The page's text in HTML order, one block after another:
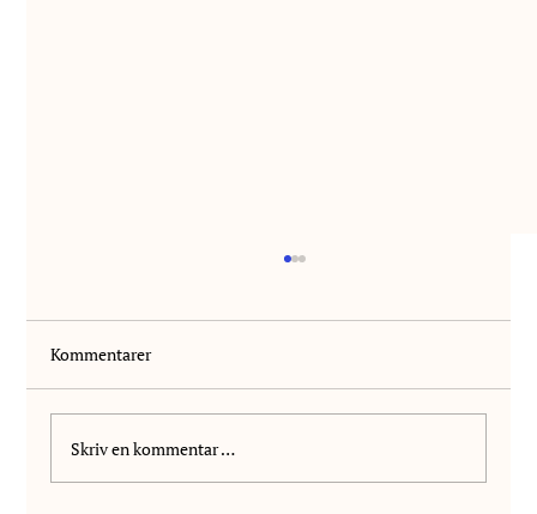
Velkommen Kanutte!
Kommentarer
Skriv en kommentar …